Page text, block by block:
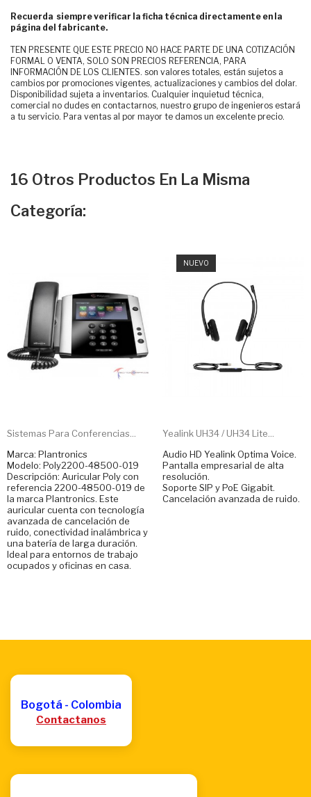
Recuerda siempre verificar la ficha técnica directamente en la
página del fabricante.
TEN PRESENTE QUE ESTE PRECIO NO HACE PARTE DE UNA COTIZACIÓN
FORMAL O VENTA, SOLO SON PRECIOS REFERENCIA, PARA
INFORMACIÓN DE LOS CLIENTES. son valores totales, están sujetos a
cambios por promociones vigentes, actualizaciones y cambios del dolar.
Disponibilidad sujeta a inventarios. Cualquier inquietud técnica,
comercial no dudes en contactarnos, nuestro grupo de ingenieros estará
a tu servicio. Para ventas al por mayor te damos un excelente precio.
16 Otros Productos En La Misma
Categoría:
Sistemas Para Conferencias...
Marca: Plantronics
Modelo: Poly2200-48500-019
Descripción: Auricular Poly con
referencia 2200-48500-019 de
la marca Plantronics. Este
auricular cuenta con tecnología
avanzada de cancelación de
ruido, conectividad inalámbrica y
una batería de larga duración.
Ideal para entornos de trabajo
ocupados y oficinas en casa.
NUEVO
Yealink UH34 / UH34 Lite...
Audio HD Yealink Optima Voice.
Pantalla empresarial de alta
resolución.
Soporte SIP y PoE Gigabit.
Cancelación avanzada de ruido.
Bogotá - Colombia
Contactanos